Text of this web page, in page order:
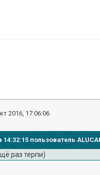
2016, 17:06:06
14:32:15 пользователь
раз терпи)